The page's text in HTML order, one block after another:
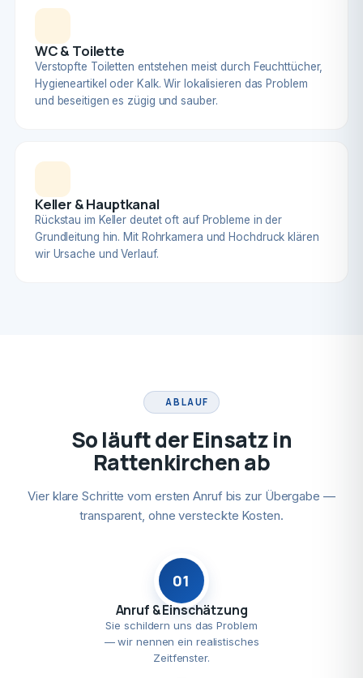
WC & Toilette
Verstopfte Toiletten entstehen meist durch Feuchttücher,
Hygieneartikel oder Kalk. Wir lokalisieren das Problem
und beseitigen es zügig und sauber.
Keller & Hauptkanal
Rückstau im Keller deutet oft auf Probleme in der
Grundleitung hin. Mit Rohrkamera und Hochdruck klären
wir Ursache und Verlauf.
ABLAUF
So läuft der Einsatz in
Rattenkirchen ab
Vier klare Schritte vom ersten Anruf bis zur Übergabe —
transparent, ohne versteckte Kosten.
01
Anruf & Einschätzung
Sie schildern uns das Problem
— wir nennen ein realistisches
Zeitfenster.